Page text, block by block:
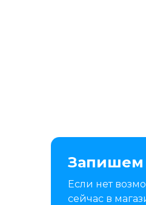
Запишем
Если нет
сейчас в